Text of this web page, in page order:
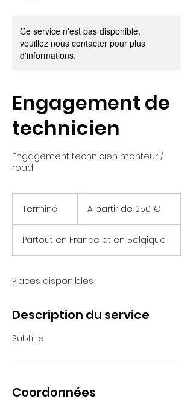
Ce service n'est pas disponible,
veuillez nous contacter pour plus
d'informations.
Engagement de
technicien
Engagement technicien monteur /
road
Terminé
m
i
é
€
A partir de 250 €
Partout en France et en Belgique
Places disponibles
Description du service
Subtitle
Coordonnées